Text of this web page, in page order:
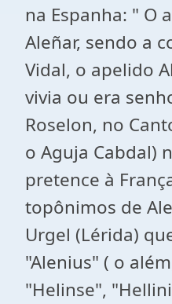
na Espanha: " O
Aleñar, sendo a
Vidal, o apelido
vivia ou era
Roselon, no
o Aguja Cabdal)
pretence à
topônimos de
Urgel (Lérida)
"Alenius" ( o
"Helinse",